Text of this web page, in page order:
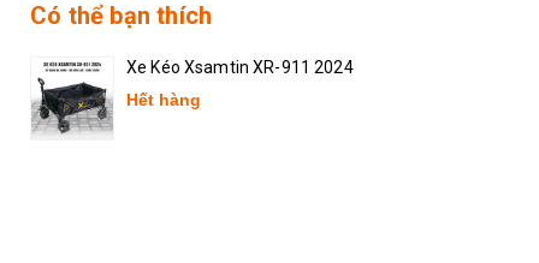
Có thể bạn thích
Xe Kéo Xsamtin XR-911 2024
Hết hàng